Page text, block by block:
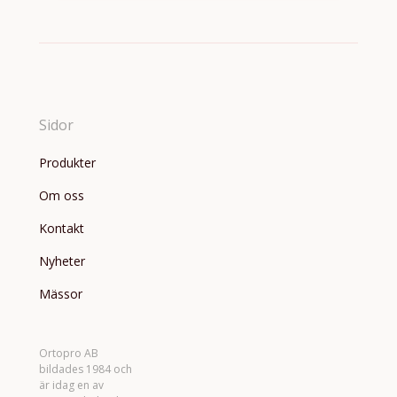
Sidor
Produkter
Om oss
Kontakt
Nyheter
Mässor
Ortopro AB
bildades 1984 och
är idag en av